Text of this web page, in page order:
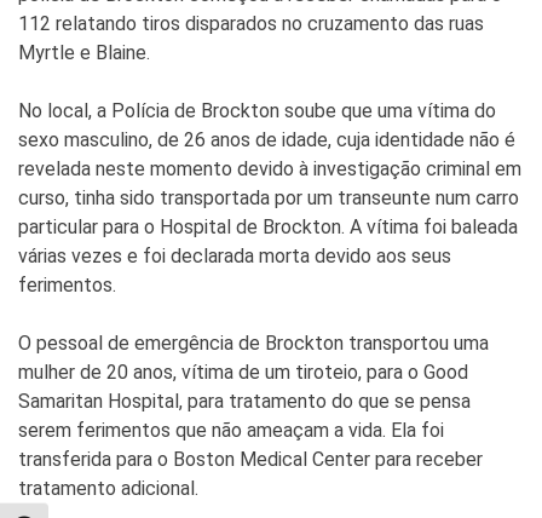
112 relatando tiros disparados no cruzamento das ruas
Myrtle e Blaine.
No local, a Polícia de Brockton soube que uma vítima do
sexo masculino, de 26 anos de idade, cuja identidade não é
revelada neste momento devido à investigação criminal em
curso, tinha sido transportada por um transeunte num carro
particular para o Hospital de Brockton. A vítima foi baleada
várias vezes e foi declarada morta devido aos seus
ferimentos.
O pessoal de emergência de Brockton transportou uma
mulher de 20 anos, vítima de um tiroteio, para o Good
Samaritan Hospital, para tratamento do que se pensa
serem ferimentos que não ameaçam a vida. Ela foi
transferida para o Boston Medical Center para receber
tratamento adicional.